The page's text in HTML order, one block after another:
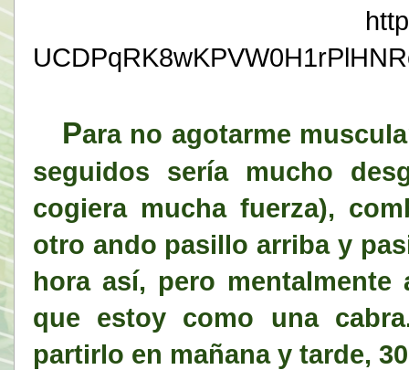
Para no agotarme
seguidos sería mucho
cogiera mucha fuerza),
otro ando pasillo arriba y
hora así, pero
que estoy como una
partirlo en mañana y tarde,